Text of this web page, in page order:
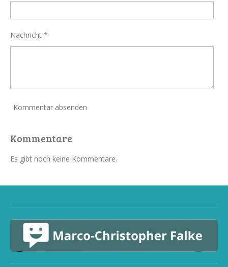
Nachricht *
Kommentar absenden
Kommentare
Es gibt noch keine Kommentare.